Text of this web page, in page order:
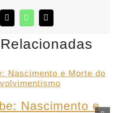
X WhatsApp
E-
mail
Nascimento e